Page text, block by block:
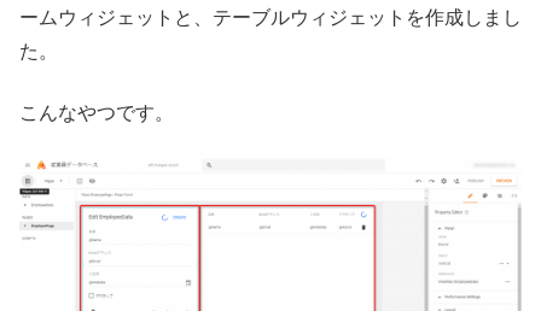
ームウィジェットと、テーブルウィジェットを作成しまし
た。
こんなやつです。